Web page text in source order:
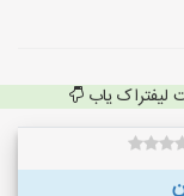
لیفتراک یاب